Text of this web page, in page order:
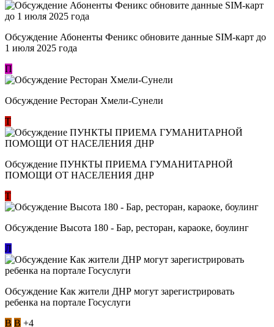
Обсуждение Абоненты Феникс обновите данные SIM-карт до
1 июля 2025 года
П
Обсуждение Ресторан Хмели-Сунели
Т
Обсуждение ​ПУНКТЫ ПРИЕМА ГУМАНИТАРНОЙ
ПОМОЩИ ОТ НАСЕЛЕНИЯ ДНР
Т
Обсуждение Высота 180 - Бар, ресторан, караоке, боулинг
Л
Обсуждение Как жители ДНР могут зарегистрировать
ребенка на портале Госуслуги
В В +4